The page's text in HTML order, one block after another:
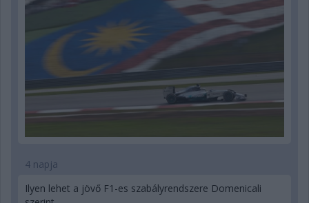
4 napja
Ilyen lehet a jövő F1-es szabályrendszere Domenicali